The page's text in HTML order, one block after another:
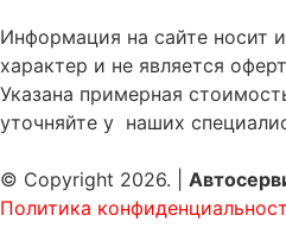
Информация на сайте носит
характер и не является
Указана примерная
уточняйте у наших
© Copyright 2026. |
Политика